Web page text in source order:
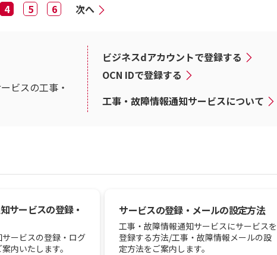
4 5 6 次へ
ビスの工事・
ビジネスdアカウントで登録する
OCN IDで登録する
工事・故障情報通知サービスについて
サービスの登録・
ービスの登録・ログ
内いたします。
サービスの登録・メールの設定方法
工事・故障情報通知サービスにサービスを
登録する方法/工事・故障情報メールの設
定方法をご案内します。